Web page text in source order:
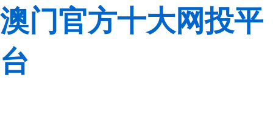
澳门官方十大网投平
台